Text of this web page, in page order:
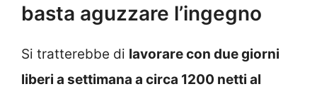
basta aguzzare l’ingegno
Si tratterebbe di lavorare con due giorni
liberi a settimana a circa 1200 netti al